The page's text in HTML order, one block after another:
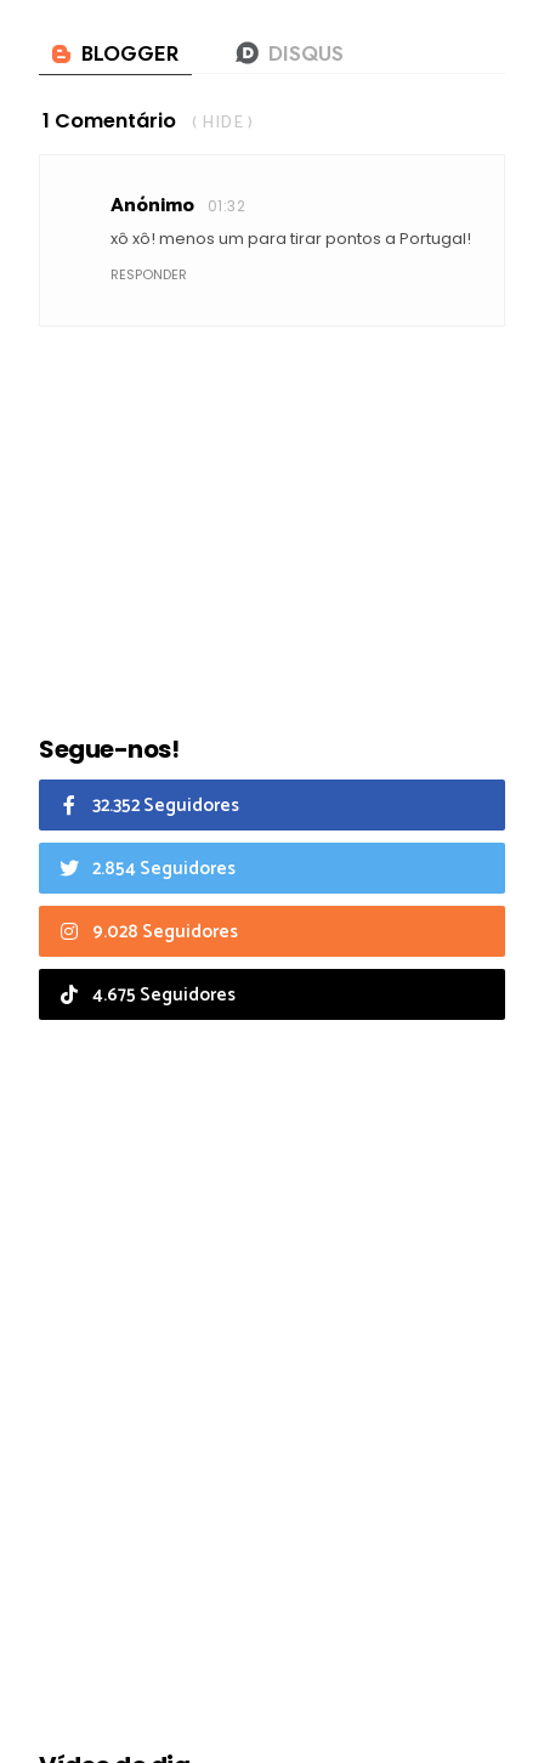
1 Comentário ( HIDE )
Anónimo 01:32
xô xô! menos um para tirar pontos a Portugal!
RESPONDER
Segue-nos!
32.352 Seguidores
2.854 Seguidores
9.028 Seguidores
4.675 Seguidores